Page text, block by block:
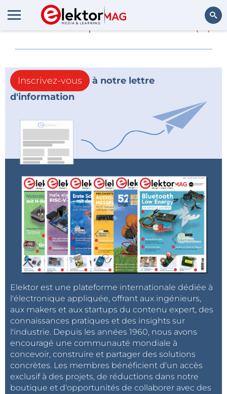
En savoir plus sur (0)
Inscrivez-vous
à notre lettre
d'information
Elektor est une plateforme internationale dédiée à
l'électronique appliquée, offrant aux ingénieurs,
aux makers et aux startups du contenu expert, des
connaissances pratiques et des insights sur
l'industrie. Depuis les années 1960, nous avons
encouragé une communauté mondiale à
concevoir, construire et partager des solutions
concrètes. Les membres bénéficient d'un accès
exclusif à des projets, de réductions dans notre
boutique et d'opportunités de collaborer avec des